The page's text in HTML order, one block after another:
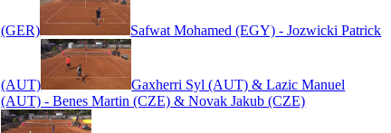
(GER) Safwat Mohamed (EGY) - Jozwicki Patrick
(AUT)
Gaxherri Syl (AUT) & Lazic Manuel
(AUT) - Benes Martin (CZE) & Novak Jakub (CZE)